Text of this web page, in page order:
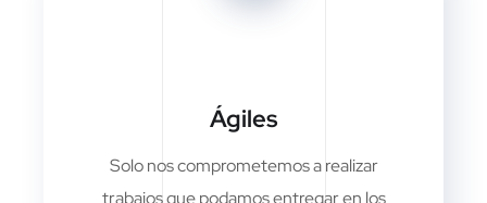
Ágiles
Solo nos comprometemos a realizar
trabajos que podamos entregar en los